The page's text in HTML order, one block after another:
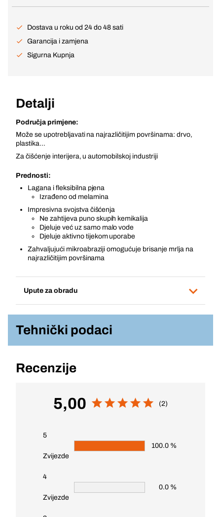
Dostava u roku od 24 do 48 sati
Garancija i zamjena
Sigurna Kupnja
Detalji
Područja primjene:
Može se upotrebljavati na najrazličitijim površinama: drvo,
plastika...
Za čišćenje interijera, u automobilskoj industriji
Prednosti:
Lagana i fleksibilna pjena
Izrađeno od melamina
Impresivna svojstva čišćenja
Ne zahtijeva puno skupih kemikalija
Djeluje već uz samo malo vode
Djeluje aktivno tijekom uporabe
Zahvaljujući mikroabraziji omogućuje brisanje mrlja na
najrazličitijim površinama
Upute za obradu
Tehnički podaci
Recenzije
5,00 (2)
5
Zvijezde
100.0 %
4
Zvijezde
0.0 %